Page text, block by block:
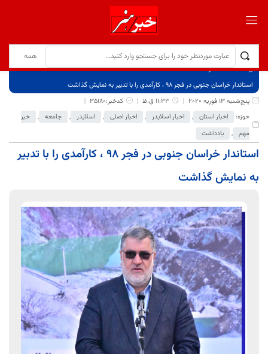
برگ نخست
نوشته‌ها
استاندار خراسان جنوبی در فجر ۹۸ ، کارآمدی را با تدبیر به نمایش گذاشت
پنج‌شنبه 13 فوریه 2020
11:33 ق.ظ
کدخبر:35180
حوزه:
اخبار استان , اخبار اسلایدر , اخبار اصلی , اسلایدر , جامعه ,
خبر
مهم , یادداشت
استاندار خراسان جنوبی در فجر ۹۸ ، کارآمدی را با تدبیر
به نمایش گذاشت